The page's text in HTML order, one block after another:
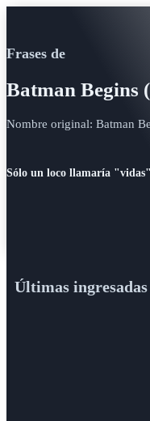
Frases de
Batman Begins
Nombre original: Batman
Sólo un loco llamaría
Últimas ingresadas